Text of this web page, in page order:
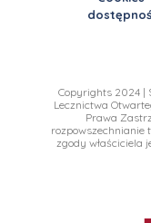
Copyrights 2024 |
Lecznictwa
Prawa
rozpowszechnianie
zgody właściciela